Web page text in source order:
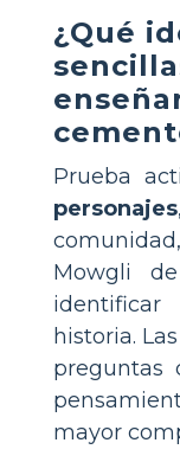
¿Qué
Prueba
personajes
Mowgli
historia.
preguntas
mayor